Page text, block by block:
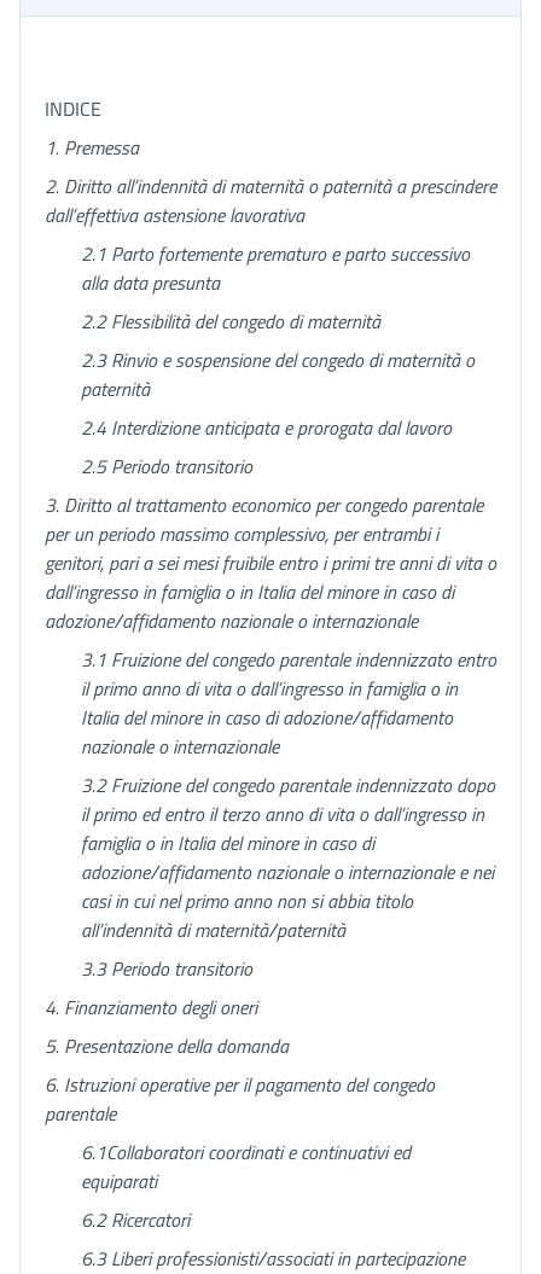
INDICE
1. Premessa
2. Diritto all’indennità di maternità o paternità a prescindere
dall’effettiva astensione lavorativa
2.1 Parto fortemente prematuro e parto successivo
alla data presunta
2.2 Flessibilità del congedo di maternità
2.3 Rinvio e sospensione del congedo di maternità o
paternità
2.4 Interdizione anticipata e prorogata dal lavoro
2.5 Periodo transitorio
3. Diritto al trattamento economico per congedo parentale
per un periodo massimo complessivo, per entrambi i
genitori, pari a sei mesi fruibile entro i primi tre anni di vita o
dall’ingresso in famigliao in Italia del minore in caso di
adozione/affidamento nazionale o internazionale
3.1 Fruizione del congedo parentale indennizzato entro
il primo anno di vita o dall’ingresso in famigliao in
Italia del minore in caso di adozione/affidamento
nazionale o internazionale
3.2 Fruizione del congedo parentale indennizzato dopo
il primo ed entro il terzo anno di vita o dall’ingresso in
famigliao in Italia del minore in caso di
adozione/affidamento nazionale o internazionale e nei
casi in cui nel primo anno non si abbia titolo
all’indennità di maternità/paternità
3.3 Periodo transitorio
4. Finanziamento degli oneri
5. Presentazione della domanda
6. Istruzioni operative per il pagamento del congedo
parentale
6.1Collaboratori coordinati e continuativi ed
equiparati
6.2 Ricercatori
6.3 Liberi professionisti/associati in partecipazione